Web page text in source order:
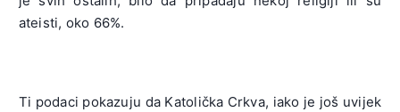
ateisti, oko 66%.
Ti podaci pokazuju da Katolička Crkva, iako je još uvijek